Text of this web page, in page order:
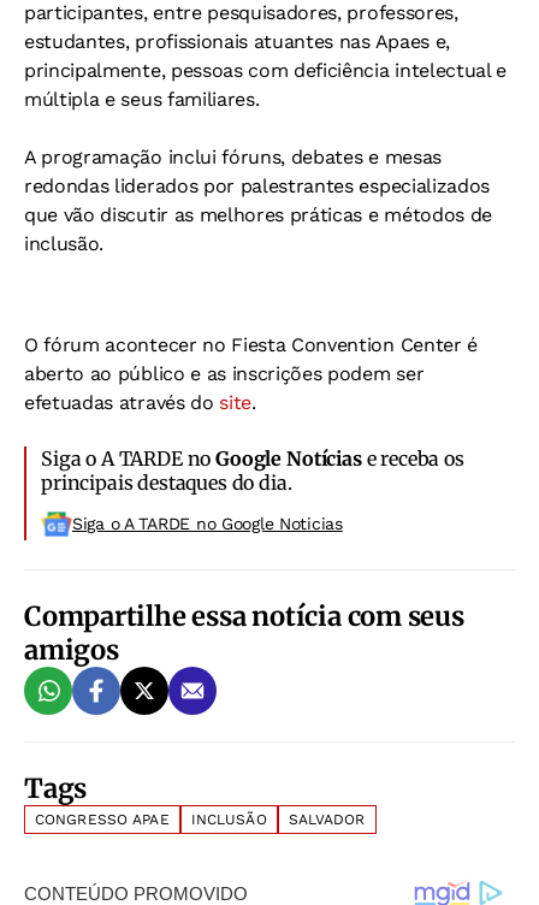
participantes, entre pesquisadores, professores,
estudantes, profissionais atuantes nas Apaes e,
principalmente, pessoas com deficiência intelectual e
múltipla e seus familiares.
A programação inclui fóruns, debates e mesas
redondas liderados por palestrantes especializados
que vão discutir as melhores práticas e métodos de
inclusão.
O fórum acontecer no Fiesta Convention Center é
aberto ao público e as inscrições podem ser
efetuadas através do site.
Siga o A TARDE noGoogle Notíciase receba os
principais destaques do dia.
Siga o A TARDE no Google Noticias
Compartilhe essa notícia com seus
amigos
Tags
CONGRESSO APAE INCLUSÃO SALVADOR